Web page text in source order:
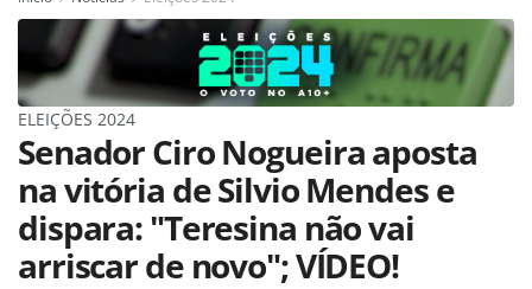
ELEIÇÕES 2024
Senador Ciro Nogueira aposta
na vitória de Silvio Mendes e
dispara: "Teresina não vai
arriscar de novo"; VÍDEO!